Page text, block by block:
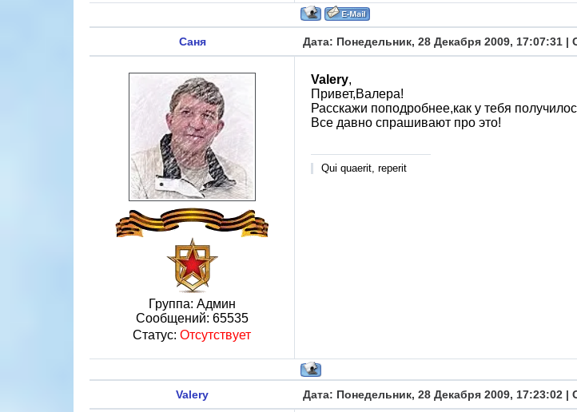
Саня Дата: Понедельник, 28 Декабря 2009, 17:07:31 |
Группа: Админ
Сообщений: 65535
Статус: Отсутствует
Valery,
Привет,Валера!
Расскажи поподробнее,как у тебя
Все давно спрашивают про это!
Qui quaerit, reperit
Valery Дата: Понедельник, 28 Декабря 2009, 17:23:02 |